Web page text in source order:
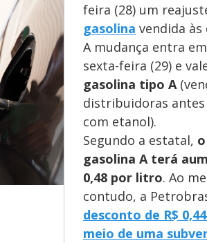
feira (28) um
gasolina vendida
A mudança entra
sexta-feira (29) e
gasolina tipo A
distribuidoras
com etanol).
Segundo a estatal,
gasolina A terá
0,48 por litro. Ao
contudo, a
desconto de R$
meio de uma